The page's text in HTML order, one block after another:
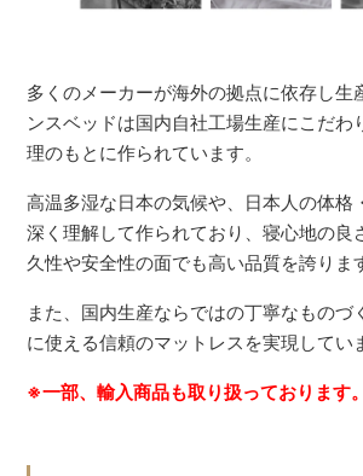
多くのメーカーが海外の拠点に依存し生
ンスベッドは国内自社工場生産にこだわ
理のもとに作られています。
高温多湿な日本の気候や、日本人の体格
深く理解して作られており、寝心地の良
久性や安全性の面でも高い品質を誇りま
また、国内生産ならではの丁寧なものづ
に使える信頼のマットレスを実現してい
※一部、輸入商品も取り扱っております。